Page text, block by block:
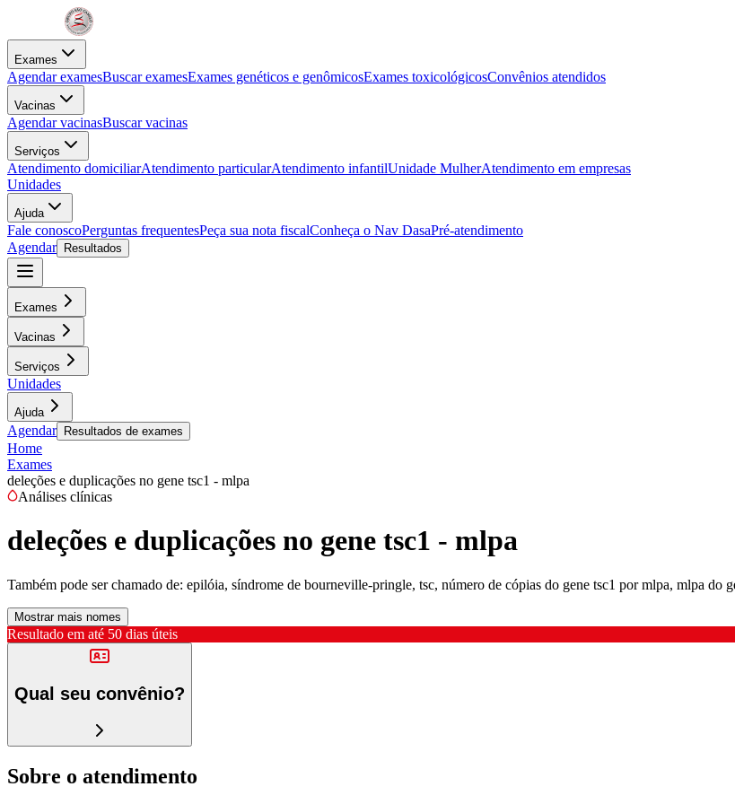
Exames
Agendar examesBuscar examesExames genéticos e genômicosExames toxicológicosConvênios atendidos
Vacinas
Agendar vacinasBuscar vacinas
Serviços
Atendimento domiciliarAtendimento particularAtendimento infantilUnidade MulherAtendimento em empresas
Unidades
Ajuda
Fale conoscoPerguntas frequentesPeça sua nota fiscalConheça o Nav DasaPré-atendimento
Agendar
Resultados
Exames
Vacinas
Serviços
Unidades
Ajuda
Agendar Resultados de exames
Home
Exames
deleções e duplicações no gene tsc1 - mlpa
Análises clínicas
deleções e duplicações no gene tsc1 - mlpa
Também pode ser chamado de: epilóia, síndrome de bourneville-pringle, tsc, número de cópias do gene tsc1 por mlpa, mlpa do
Mostrar mais nomes
Resultado em até 50 dias úteis
Qual seu convênio?
Sobre o atendimento